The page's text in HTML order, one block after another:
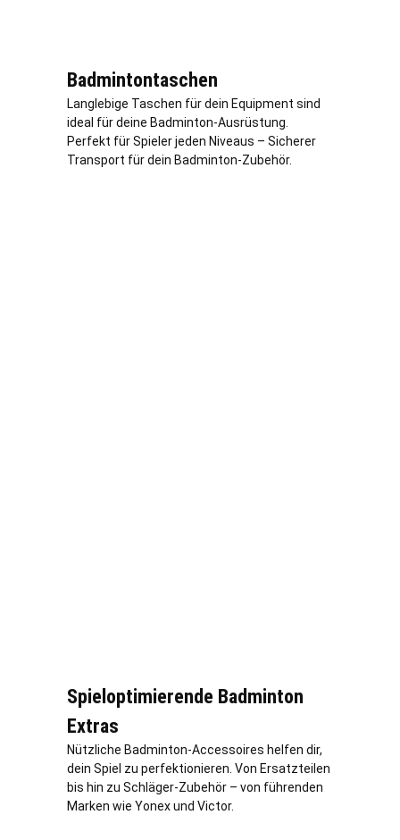
Badmintontaschen
Langlebige Taschen für dein Equipment sind
ideal für deine Badminton-Ausrüstung.
Perfekt für Spieler jeden Niveaus – Sicherer
Transport für dein Badminton-Zubehör.
Spieloptimierende Badminton
Extras
Nützliche Badminton-Accessoires helfen dir,
dein Spiel zu perfektionieren. Von Ersatzteilen
bis hin zu Schläger-Zubehör – von führenden
Marken wie Yonex und Victor.